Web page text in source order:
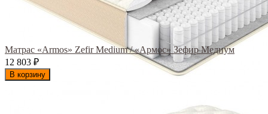
Матрас «Armos» Zefir Medium / «Армос» Зефир Медиум
12 803 ₽
В корзину